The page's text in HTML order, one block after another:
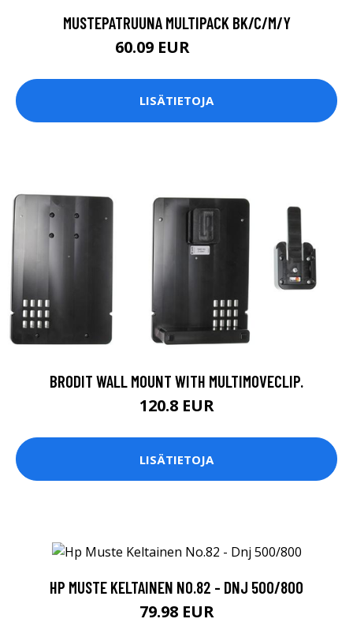
MUSTEPATRUUNA MULTIPACK BK/C/M/Y
60.09 EUR
LISÄTIETOJA
BRODIT WALL MOUNT WITH MULTIMOVECLIP.
120.8 EUR
LISÄTIETOJA
HP MUSTE KELTAINEN NO.82 - DNJ 500/800
79.98 EUR